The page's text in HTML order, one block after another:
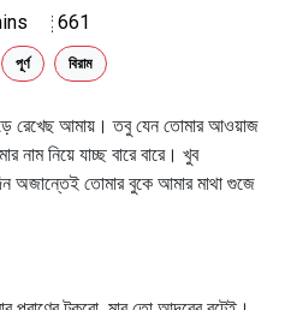
661
পূর্ণ বিরাম
রেখেছ আমায়। তবু যেন তোমার আওয়াজ
নাম নিয়ে যাচ্ছ বারে বারে। খুব
অজান্তেই তোমার বুকে আমার মাথা গুজে